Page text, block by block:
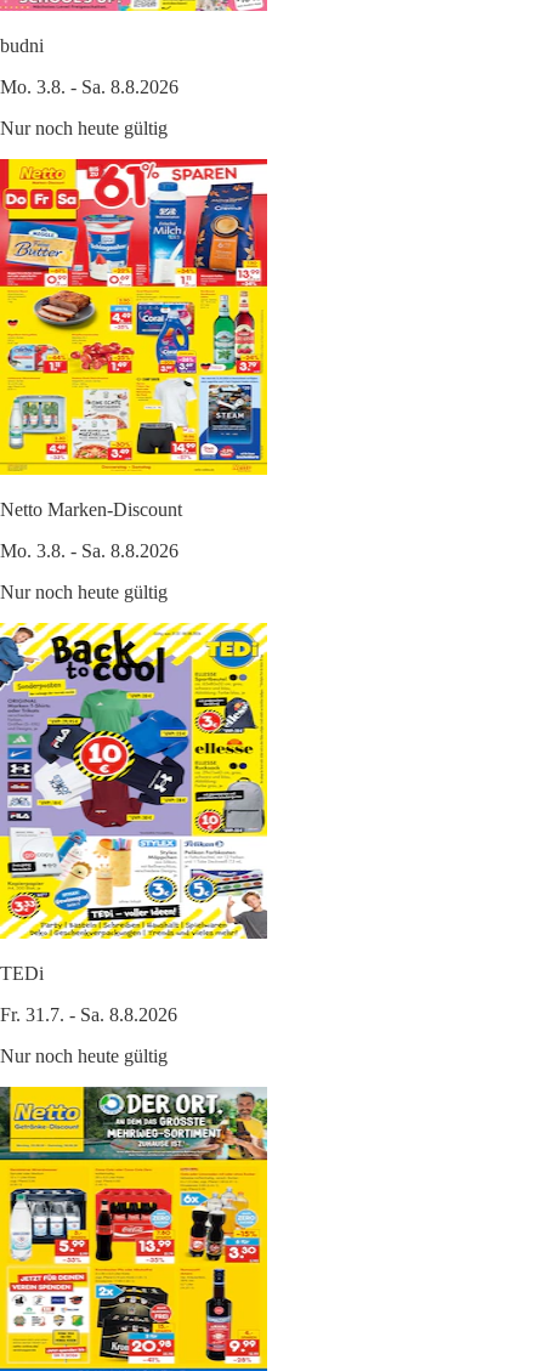
budni
Mo. 3.8. - Sa. 8.8.2026
Nur noch heute gültig
Netto Marken-Discount
Mo. 3.8. - Sa. 8.8.2026
Nur noch heute gültig
TEDi
Fr. 31.7. - Sa. 8.8.2026
Nur noch heute gültig